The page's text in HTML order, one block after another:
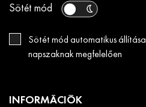
Sötét mód
Sötét mód automatikus állítása
napszaknak megfelelően
INFORMÁCIÓK